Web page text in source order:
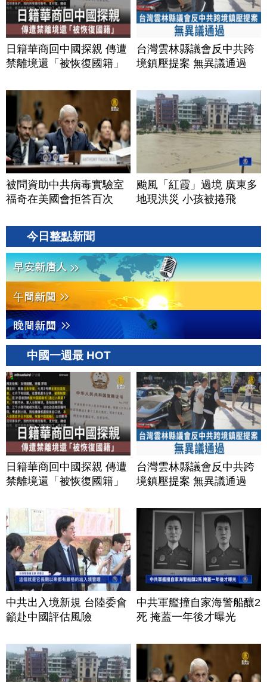
日籍華商回中國探親 傳遭
禁離境還「被恢復國籍」
台灣雲林縣議會反中共跨
境鎮壓提案 無異議通過
被問資助中共病毒實驗室
福奇在美國會拒答百次
颱風「紅霞」過境 廣東多
地現洪災 小孩被捲飛
今日整點新聞
中國一週最 HOT
日籍華商回中國探親 傳遭
禁離境還「被恢復國籍」
台灣雲林縣議會反中共跨
境鎮壓提案 無異議通過
中共出入境新規 台陸委會
籲赴中國評估風險
中共軍艦撞自家海警船釀2
死 掩蓋一年後才曝光